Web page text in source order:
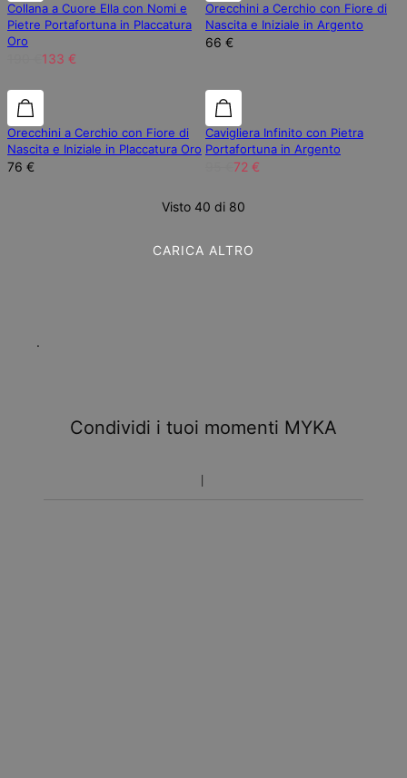
Collana a Cuore Ella con Nomi e
Pietre Portafortuna in Placcatura
Oro
133 €
Orecchini a Cerchio con Fiore di
Nascita e Iniziale in Argento
66 €
Orecchini a Cerchio con Fiore di
Nascita e Iniziale in Placcatura Oro
76 €
25% di sconto
Cavigliera Infinito con Pietra
Portafortuna in Argento
72 €
Visto 40 di 80
CARICA ALTRO
.
Condividi i tuoi momenti MYKA